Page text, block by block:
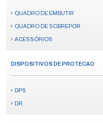
QUADRO DE EMBUTIR
QUADRO DE SOBREPOR
ACESSÓRIOS
DISPOSITIVOS DE PROTECAO
DPS
DR